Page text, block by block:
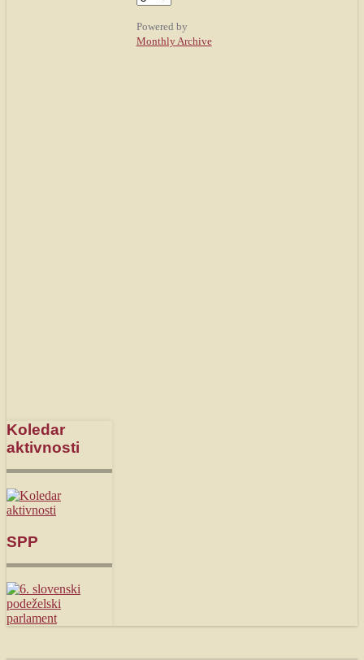
Powered by
Monthly Archive
Koledar
aktivnosti
SPP